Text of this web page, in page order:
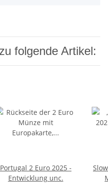
folgende Artikel:
Portugal 2 Euro 2025 -
Entwicklung unc.